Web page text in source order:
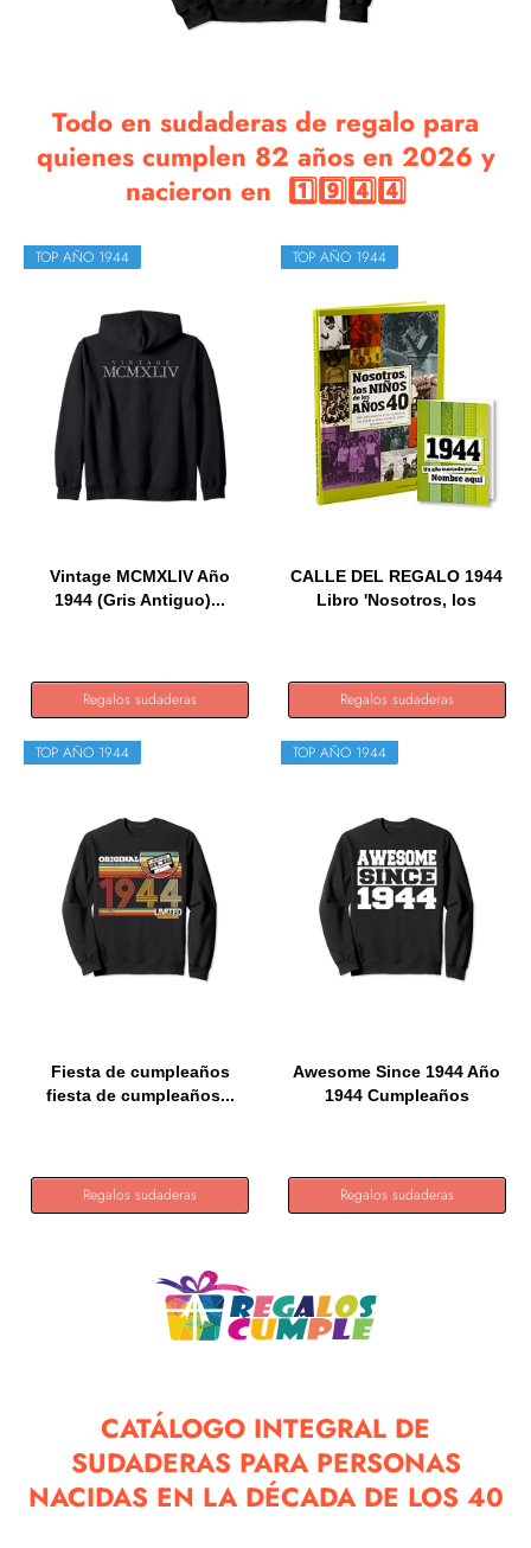
Todo en sudaderas de regalo para
quienes cumplen 82 años en 2026 y
nacieron en 1️⃣9️⃣4️⃣4️⃣
TOP AÑO 1944
Vintage MCMXLIV Año
1944 (Gris Antiguo)...
Regalos sudaderas
TOP AÑO 1944
CALLE DEL REGALO 1944
Libro 'Nosotros, los
Regalos sudaderas
TOP AÑO 1944
Fiesta de cumpleaños
fiesta de cumpleaños...
Regalos sudaderas
TOP AÑO 1944
Awesome Since 1944 Año
1944 Cumpleaños
Regalos sudaderas
CATÁLOGO INTEGRAL DE
SUDADERAS PARA PERSONAS
NACIDAS EN LA DÉCADA DE LOS 40